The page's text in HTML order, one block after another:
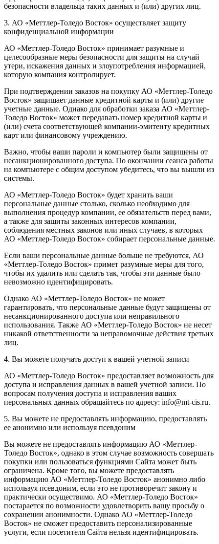
безопасности владельца таких данных и (или) других лиц.
3. АО «Меттлер-Толедо Восток» осуществляет защиту
конфиденциальной информации
АО «Меттлер-Толедо Восток» принимает разумные и
целесообразные меры безопасности для защиты на случай
утери, искажения данных и злоупотребления информацией,
которую компания контролирует.
При подтверждении заказов на покупку АО «Меттлер-Толедо
Восток» защищает данные кредитной карты и (или) другие
учетные данные. Однако для обработки заказа АО «Меттлер-
Толедо Восток» может передавать номер кредитной карты и
(или) счета соответствующей компании-эмитенту кредитных
карт или финансовому учреждению.
Важно, чтобы ваши пароли и компьютер были защищены от
несанкционированного доступа. По окончании сеанса работы
на компьютере с общим доступом убедитесь, что вы вышли из
системы.
АО «Меттлер-Толедо Восток» будет хранить ваши
персональные данные столько, сколько необходимо для
выполнения процедур компании, ее обязательств перед вами,
а также для защиты законных интересов компании,
соблюдения местных законов или иных случаев, в которых
АО «Меттлер-Толедо Восток» собирает персональные данные.
Если ваши персональные данные больше не требуются, АО
«Меттлер-Толедо Восток» примет разумные меры для того,
чтобы их удалить или сделать так, чтобы эти данные было
невозможно идентифицировать.
Однако АО «Меттлер-Толедо Восток» не может
гарантировать, что персональные данные будут защищены от
несанкционированного доступа или неправильного
использования. Также АО «Меттлер-Толедо Восток» не несет
никакой ответственности за неправомочные действия третьих
лиц.
4. Вы можете получать доступ к вашей учетной записи
АО «Меттлер-Толедо Восток» предоставляет возможность для
доступа и исправления данных в вашей учетной записи. По
вопросам получения доступа и исправления ваших
персональных данных обращайтесь по адресу: info@mt-cis.ru.
5. Вы можете не предоставлять информацию, предоставлять
ее анонимно или используя псевдоним
Вы можете не предоставлять информацию АО «Меттлер-
Толедо Восток», однако в этом случае возможность совершать
покупки или пользоваться функциями Сайта может быть
ограничена. Кроме того, вы можете предоставлять
информацию АО «Меттлер-Толедо Восток» анонимно либо
используя псевдоним, если это не противоречит закону и
практически осуществимо. АО «Меттлер-Толедо Восток»
постарается по возможности удовлетворить вашу просьбу о
сохранении анонимности. Однако АО «Меттлер-Толедо
Восток» не сможет предоставить персонализированные
услуги, если посетителя Сайта нельзя идентифицировать.